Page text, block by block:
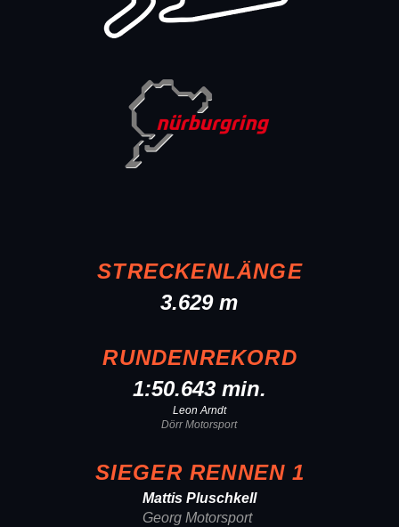
STRECKENLÄNGE
3.629 m
RUNDENREKORD
1:50.643 min.
Leon Arndt
Dörr Motorsport
SIEGER RENNEN 1
Mattis Pluschkell
Georg Motorsport